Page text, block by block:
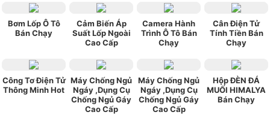
Bơm Lốp Ô Tô
Bán Chạy
Cảm Biến Áp
Suất Lốp Ngoài
Cao Cấp
Camera Hành
Trình Ô Tô Bán
Chạy
Cân Điện Tử
Tính Tiền Bán
Chạy
Công Tơ Điện Tử
Thông Minh Hot
Máy Chống Ngủ
Ngáy ,Dụng Cụ
Chống Ngủ Gáy
Cao Cấp
Máy Chống Ngủ
Ngáy ,Dụng Cụ
Chống Ngủ Gáy
Cao Cấp
Hộp ĐÈN ĐÁ
MUỐI HIMALYA
Bán Chạy